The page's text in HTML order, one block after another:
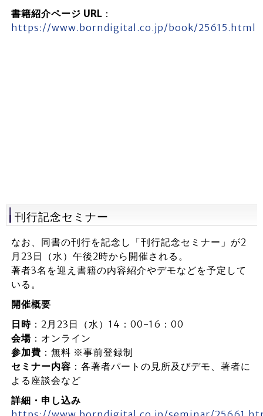
書籍紹介ページ URL：
https://www.borndigital.co.jp/book/25615.html
刊行記念セミナー
なお、同書の刊行を記念し「刊行記念セミナー」が2
月23日（水）午後2時から開催される。
著者3名を迎え書籍の内容紹介やデモなどを予定して
いる。
開催概要
日時：2月23日（水）14：00-16：00
会場：オンライン
参加費 ：無料 ※事前登録制
セミナー内容 ：各著者パートの見所及びデモ、著者に
よる座談会など
詳細・申し込み